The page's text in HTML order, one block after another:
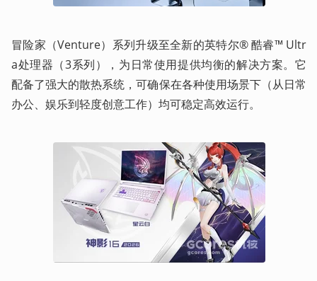
冒险家（Venture）系列升级至全新的英特尔® 酷睿™ Ultr
a处理器（3系列），为日常使用提供均衡的解决方案。它
配备了强大的散热系统，可确保在各种使用场景下（从日常
办公、娱乐到轻度创意工作）均可稳定高效运行。